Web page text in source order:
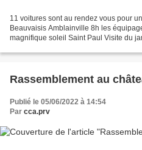
11 voitures sont au rendez vous pour
Beauvaisis Amblainville 8h les
magnifique soleil Saint Paul Visite du
Rassemblement au
Publié le 05/06/2022 à 14:54
Par cca.prv